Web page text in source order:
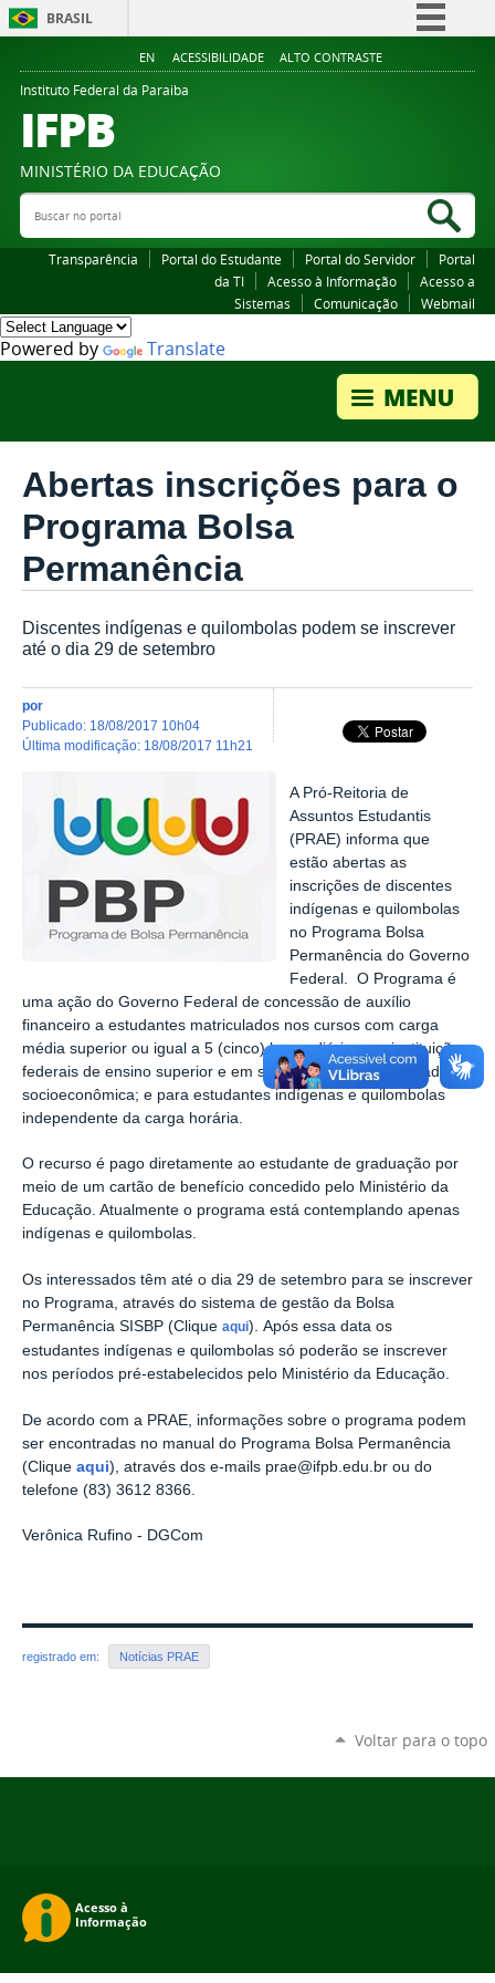
BRASIL
Simplifique!
Legislação
EN ACESSIBILIDADE ALTO CONTRASTE
Instituto Federal da Paraiba
IFPB
MINISTÉRIO DA EDUCAÇÃO
Buscar no portal
Transparência Portal do Estudante Portal do Servidor
Portal
da TI
Acesso à Informação
Acesso a
Sistemas
Comunicação Webmail
Powered by Translate
Abertas inscrições para o
Programa Bolsa
Permanência
Discentes indígenas e quilombolas podem se inscrever
até o dia 29 de setembro
por
publicado: 18/08/2017 10h04
última modificação: 18/08/2017 11h21
A Pró-Reitoria de
Assuntos Estudantis
(PRAE) informa que
estão abertas as
inscrições de discentes
indígenas e quilombolas
no Programa Bolsa
Permanência do Governo
Federal.
O Programa é
uma ação do Governo Federal de concessão de auxílio
financeiro a estudantes matriculados nos cursos com carga
média superior ou igual a 5 (cinco) horas diárias em instituições
federais de ensino superior e em situação de vulnerabilidade
socioeconômica; e para estudantes indígenas e quilombolas
independente da carga horária.
O recurso é pago diretamente ao estudante de graduação por
meio de um cartão de benefício concedido pelo Ministério da
Educação. Atualmente o programa está contemplando apenas
indígenas e quilombolas.
Os interessados têm até o dia 29 de setembro para se inscrever
no Programa, através do sistema de gestão da Bolsa
Permanência SISBP (Clique aqui). Após essa data os
estudantes indígenas e quilombolas só poderão se inscrever
nos períodos pré-estabelecidos pelo Ministério da Educação.
De acordo com a PRAE, informações sobre o programa podem
ser encontradas no manual do Programa Bolsa Permanência
(Clique aqui), através dos e-mails prae@ifpb.edu.br ou do
telefone (83) 3612 8366.
Verônica Rufino - DGCom
registrado em: Notícias PRAE
Voltar para o topo